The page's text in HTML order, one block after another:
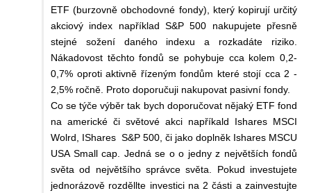
ETF (burzovně obchodovné fondy), který kopirují určitý
akciový index například S&P 500 nakupujete přesně
stejné sožení daného indexu a rozkadáte riziko.
Nákadovost těchto fondů se pohybuje cca kolem 0,2-
0,7% oproti aktivně řízeným fondům které stojí cca 2 -
2,5% ročně. Proto doporučuji nakupovat pasivní fondy.
Co se týče výběr tak bych doporučovat nějaký ETF fond
na americké či světové akci napříkald Ishares MSCI
Wolrd, IShares S&P 500, či jako doplněk Ishares MSCU
USA Small cap. Jedná se o o jedny z největších fondů
světa od největšího správce světa. Pokud investujete
jednorázově rozděllte investici na 2 části a zainvestujte